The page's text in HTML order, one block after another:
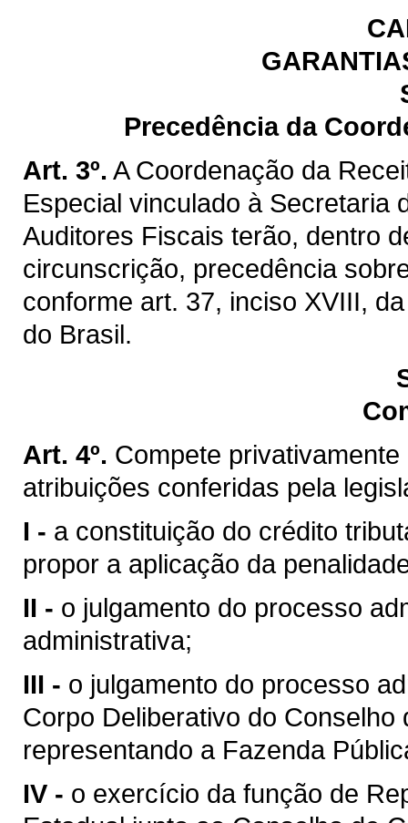
Precedência da
Art. 3º. A Coordenação da
Especial vinculado à Secretaria
Auditores Fiscais terão, dentro
circunscrição, precedência
conforme art. 37, inciso XVIII,
do Brasil.
Art. 4º. Compete
atribuições conferidas pela
I - a constituição do crédito
propor a aplicação da
II - o julgamento do processo
administrativa;
III - o julgamento do processo
Corpo Deliberativo do
representando a Fazenda
IV - o exercício da função de